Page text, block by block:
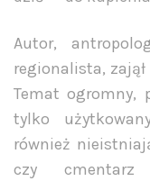
Autor,
regionalista,
Temat ogromny,
tylko
również
czy